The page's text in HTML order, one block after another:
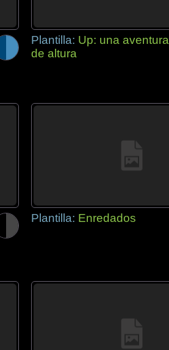
Plantilla: Up: una aventura
de altura
Plantilla: Enredados